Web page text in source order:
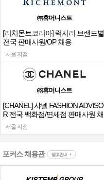
㈜휴머니스트
[리치몬트코리아] 럭셔리 브랜드별
전국 판매사원/OP 채용
서울 지점
㈜휴머니스트
[CHANEL] 샤넬 FASHION ADVISO
R 전국 백화점/면세점 판매사원 채
용
서울 지점
포커스 채용관 광고안내